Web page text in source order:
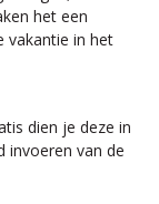
het een
vakantie in het
dien je deze in
invoeren van de